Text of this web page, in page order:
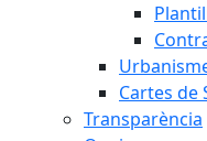
Cartes de
Transparència